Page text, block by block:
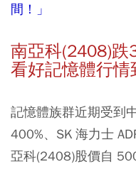
間！」
南亞科(2408)跌
看好記憶體行情
記憶體族群近期受到
400%、SK 海力士
亞科(2408)股價自